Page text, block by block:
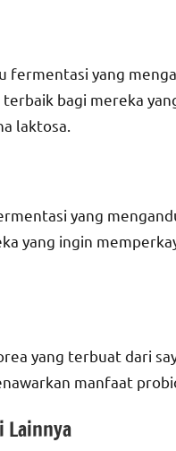
fermentasi yang
bagi mereka
laktosa.
yang
yang ingin
yang terbuat dari
manfaat
Lainnya